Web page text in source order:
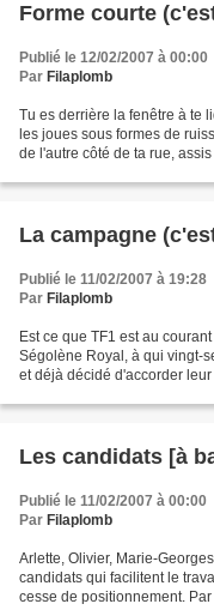
Forme courte
Publié le 12/02/2007 à 00:00
Par Filaplomb
Tu es derrière la fenêtre à te
les joues sous formes de
de l'autre côté de ta rue,
La campagne
Publié le 11/02/2007 à 19:28
Par Filaplomb
Est ce que TF1 est au
Ségolène Royal, à qui vingt-
et déjà décidé d'accorder
Les candidats [à
Publié le 11/02/2007 à 00:00
Par Filaplomb
Arlette, Olivier, Marie-
candidats qui facilitent le
cesse de positionnement.